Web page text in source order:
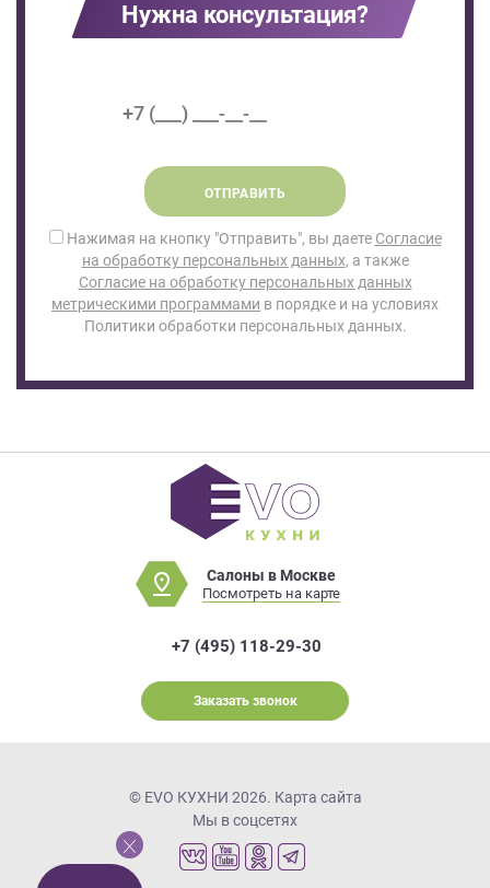
Нужна консультация?
ОТПРАВИТЬ
Нажимая на кнопку "Отправить", вы даете Согласие
на обработку персональных данных, а также
Согласие на обработку персональных данных
метрическими программами в порядке и на условиях
Политики обработки персональных данных.
Салоны в Москве
Посмотреть на карте
+7 (495) 118-29-30
Заказать звонок
© EVO КУХНИ 2026. Карта сайта
Мы в соцсетях